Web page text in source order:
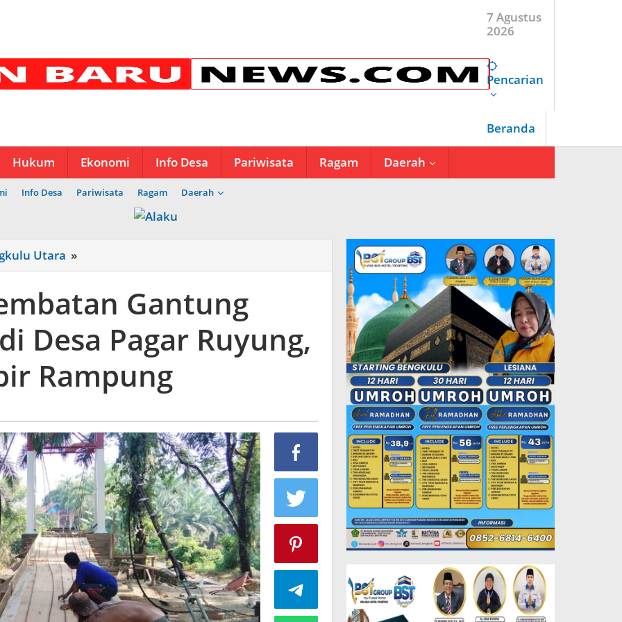
7 Agustus
2026
Pencarian
Beranda
Hukum Ekonomi Info Desa Pariwisata Ragam Daerah
Info Desa Pariwisata Ragam Daerah
Utara »
Jembatan
Perintis
di
Pagar
Ruyung,
Hampir
Rampung
Gantung
Desa Pagar Ruyung,
Rampung